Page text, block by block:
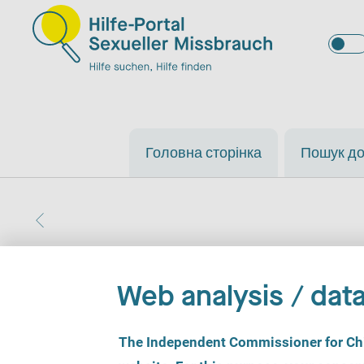
Головна сторінка Пошук
Beratung und
Web analysis /
C
o
The Independent Commissioner for